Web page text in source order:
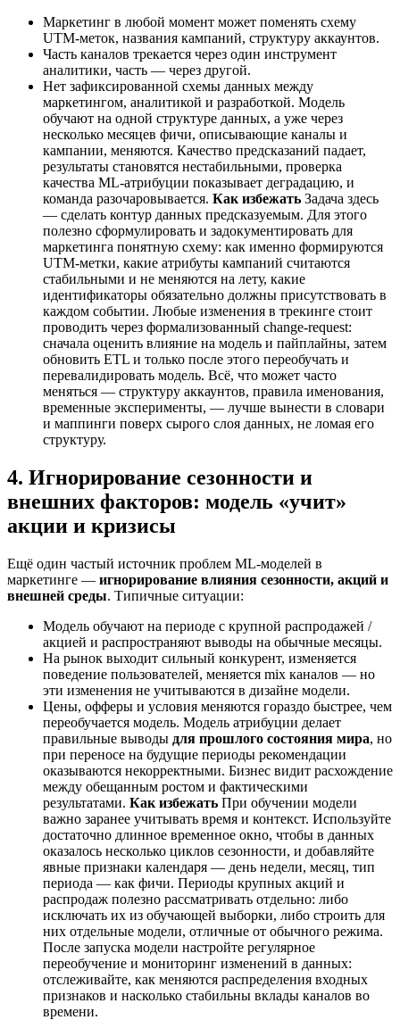
Маркетинг в любой момент может поменять схему
UTM-меток, названия кампаний, структуру аккаунтов.
Часть каналов трекается через один инструмент
аналитики, часть — через другой.
Нет зафиксированной схемы данных между
маркетингом, аналитикой и разработкой. Модель
обучают на одной структуре данных, а уже через
несколько месяцев фичи, описывающие каналы и
кампании, меняются. Качество предсказаний падает,
результаты становятся нестабильными, проверка
качества ML-атрибуции показывает деградацию, и
команда разочаровывается. Как избежать Задача здесь
— сделать контур данных предсказуемым. Для этого
полезно сформулировать и задокументировать для
маркетинга понятную схему: как именно формируются
UTM‑метки, какие атрибуты кампаний считаются
стабильными и не меняются на лету, какие
идентификаторы обязательно должны присутствовать в
каждом событии. Любые изменения в трекинге стоит
проводить через формализованный change‑request:
сначала оценить влияние на модель и пайплайны, затем
обновить ETL и только после этого переобучать и
перевалидировать модель. Всё, что может часто
меняться — структуру аккаунтов, правила именования,
временные эксперименты, — лучше вынести в словари
и маппинги поверх сырого слоя данных, не ломая его
структуру.
4. Игнорирование сезонности и
внешних факторов: модель «учит»
акции и кризисы
Ещё один частый источник проблем ML-моделей в
маркетинге — игнорирование влияния сезонности, акций и
внешней среды. Типичные ситуации:
Модель обучают на периоде с крупной распродажей /
акцией и распространяют выводы на обычные месяцы.
На рынок выходит сильный конкурент, изменяется
поведение пользователей, меняется mix каналов — но
эти изменения не учитываются в дизайне модели.
Цены, офферы и условия меняются гораздо быстрее, чем
переобучается модель. Модель атрибуции делает
правильные выводы для прошлого состояния мира, но
при переносе на будущие периоды рекомендации
оказываются некорректными. Бизнес видит расхождение
между обещанным ростом и фактическими
результатами. Как избежать При обучении модели
важно заранее учитывать время и контекст. Используйте
достаточно длинное временное окно, чтобы в данных
оказалось несколько циклов сезонности, и добавляйте
явные признаки календаря — день недели, месяц, тип
периода — как фичи. Периоды крупных акций и
распродаж полезно рассматривать отдельно: либо
исключать их из обучающей выборки, либо строить для
них отдельные модели, отличные от обычного режима.
После запуска модели настройте регулярное
переобучение и мониторинг изменений в данных:
отслеживайте, как меняются распределения входных
признаков и насколько стабильны вклады каналов во
времени.